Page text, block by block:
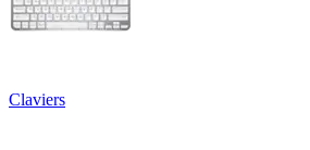
Claviers